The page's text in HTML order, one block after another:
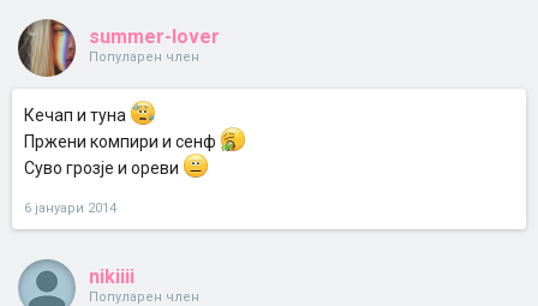
summer-lover
Популарен член
Кечап и туна
Пржени компири и сенф
Суво грозје и ореви
6 јануари 2014
nikiiii
Популарен член